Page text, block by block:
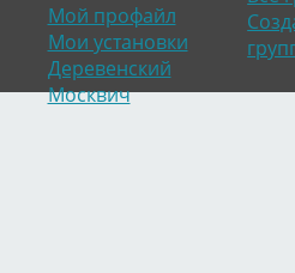
Мой профайл
Мои установки
Деревенский
Москвич